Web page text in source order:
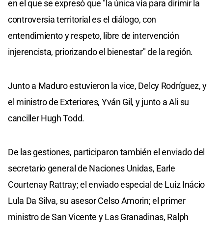
en el que se expresó que "la única vía para dirimir la
controversia territorial es el diálogo, con
entendimiento y respeto, libre de intervención
injerencista, priorizando el bienestar" de la región.
Junto a Maduro estuvieron la vice, Delcy Rodríguez, y
el ministro de Exteriores, Yván Gil, y junto a Ali su
canciller Hugh Todd.
De las gestiones, participaron también el enviado del
secretario general de Naciones Unidas, Earle
Courtenay Rattray; el enviado especial de Luiz Inácio
Lula Da Silva, su asesor Celso Amorin; el primer
ministro de San Vicente y Las Granadinas, Ralph